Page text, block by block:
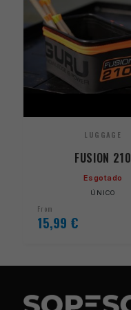
LUGGAGE
FUSION 210
Esgotado
ÚNICO
From
15,99 €